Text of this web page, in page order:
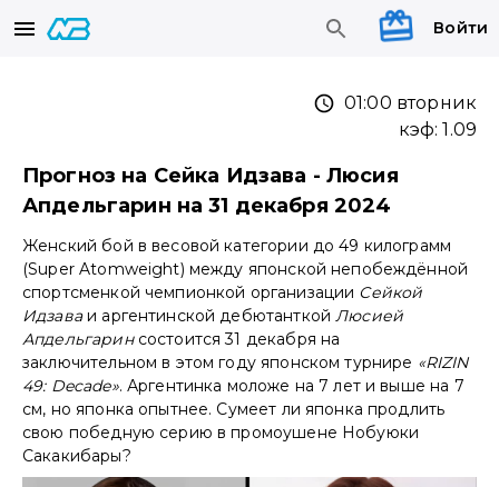
Войти
01:00 вторник
кэф:1.09
Прогноз на Сейка Идзава - Люсия
Апдельгарин на 31 декабря 2024
Женский бой в весовой категории до 49 килограмм
(Super Atomweight) между японской непобеждённой
спортсменкой чемпионкой организации Сейкой
Идзаваи аргентинской дебютанткойЛюсией
Апдельгаринсостоится 31 декабря на
заключительном в этом году японском турнире «RIZIN
49: Decade». Аргентинка моложе на 7 лет и выше на 7
см, но японка опытнее. Сумеет ли японка продлить
свою победную серию в промоушене Нобуюки
Сакакибары?